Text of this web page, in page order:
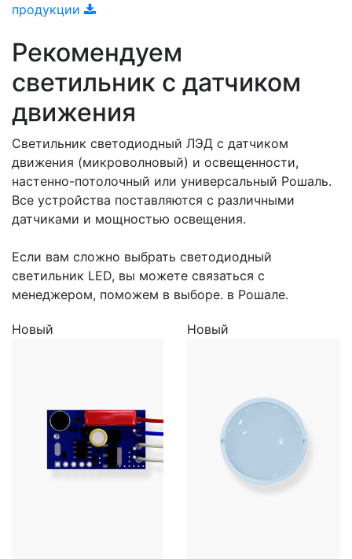
продукции
Рекомендуем
светильник с датчиком
движения
Светильник светодиодный ЛЭД с датчиком
движения (микроволновый) и освещенности,
настенно-потолочный или универсальный Рошаль.
Все устройства поставляются с различными
датчиками и мощностью освещения.
Если вам сложно выбрать светодиодный
светильник LED, вы можете связаться с
менеджером, поможем в выборе. в Рошале.
Новый Новый